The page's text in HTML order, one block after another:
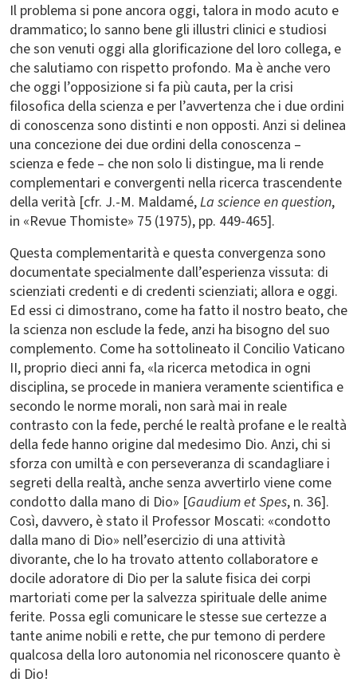
Il problema si pone ancora oggi, talora in modo acuto e
drammatico; lo sanno bene gli illustri clinici e studiosi
che son venuti oggi alla glorificazione del loro collega, e
che salutiamo con rispetto profondo. Ma è anche vero
che oggi l’opposizione si fa più cauta, per la crisi
filosofica della scienza e per l’avvertenza che i due ordini
di conoscenza sono distinti e non opposti. Anzi si delinea
una concezione dei due ordini della conoscenza –
scienza e fede – che non solo li distingue, ma li rende
complementari e convergenti nella ricerca trascendente
della verità [cfr. J.-M. Maldamé,La science en question,
in «Revue Thomiste» 75 (1975), pp. 449-465].
Questa complementarità e questa convergenza sono
documentate specialmente dall’esperienza vissuta: di
scienziati credenti e di credenti scienziati; allora e oggi.
Ed essi ci dimostrano, come ha fatto il nostro beato, che
la scienza non esclude la fede, anzi ha bisogno del suo
complemento. Come ha sottolineato il Concilio Vaticano
II, proprio dieci anni fa, «la ricerca metodica in ogni
disciplina, se procede in maniera veramente scientifica e
secondo le norme morali, non sarà mai in reale
contrasto con la fede, perché le realtà profane e le realtà
della fede hanno origine dal medesimo Dio. Anzi, chi si
sforza con umiltà e con perseveranza di scandagliare i
segreti della realtà, anche senza avvertirlo viene come
condotto dalla mano di Dio» [Gaudium et Spes, n. 36].
Così, davvero, è stato il Professor Moscati: «condotto
dalla mano di Dio» nell’esercizio di una attività
divorante, che lo ha trovato attento collaboratore e
docile adoratore di Dio per la salute fisica dei corpi
martoriati come per la salvezza spirituale delle anime
ferite. Possa egli comunicare le stesse sue certezze a
tante anime nobili e rette, che pur temono di perdere
qualcosa della loro autonomia nel riconoscere quanto è
di Dio!